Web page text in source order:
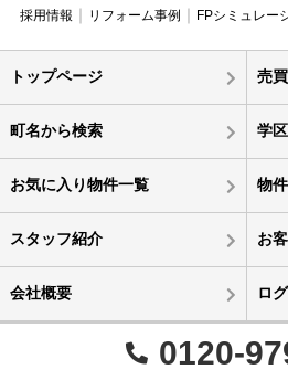
採用情報
リフォーム事例 FPシミュレー
トップページ 売
町名から検索 学
お気に入り物件一覧 物
スタッフ紹介 お
会社概要 ロ
0120-